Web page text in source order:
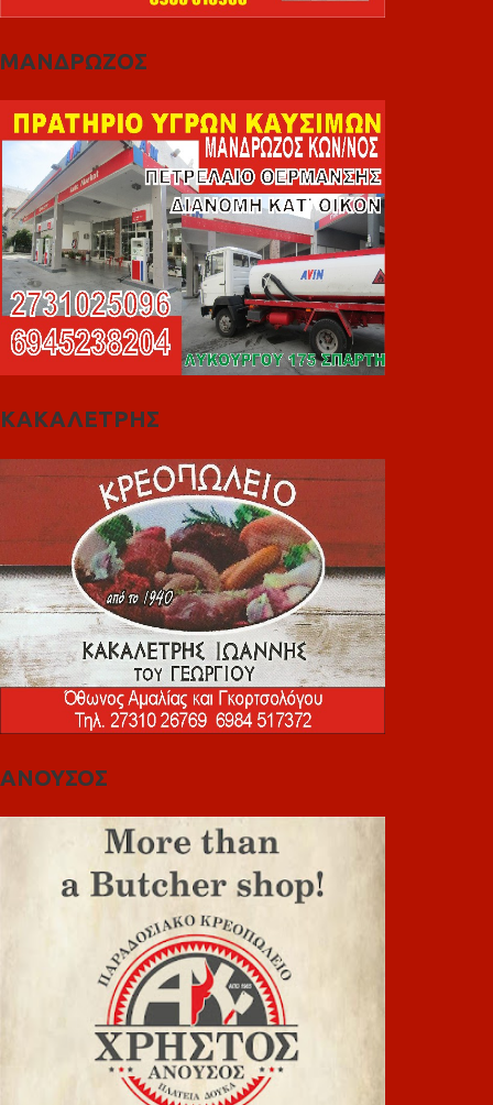
ΜΑΝΔΡΩΖΟΣ
ΚΑΚΑΛΕΤΡΗΣ
ΑΝΟΥΣΟΣ